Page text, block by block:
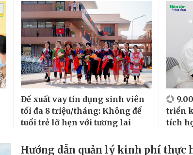
Đề xuất vay tín dụng sinh viên
tối đa 8 triệu/tháng: Không để
tuổi trẻ lỡ hẹn với tương lai
triển
tích
Hướng dẫn quản lý kinh phí thực